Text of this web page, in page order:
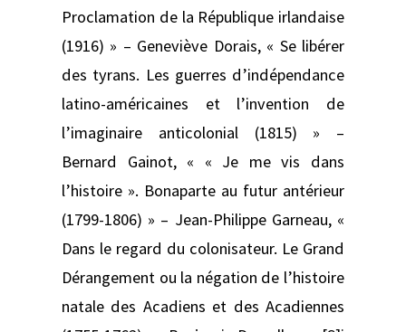
Proclamation de la République irlandaise
(1916) » – Geneviève Dorais, « Se libérer
des tyrans. Les guerres d’indépendance
latino-américaines et l’invention de
l’imaginaire anticolonial (1815) » –
Bernard Gainot, « « Je me vis dans
l’histoire ». Bonaparte au futur antérieur
(1799-1806) » – Jean-Philippe Garneau, «
Dans le regard du colonisateur. Le Grand
Dérangement ou la négation de l’histoire
natale des Acadiens et des Acadiennes